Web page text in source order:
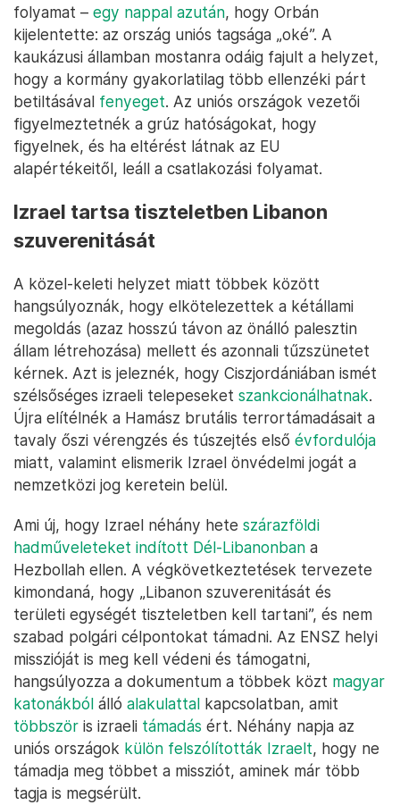
folyamat – egy nappal azután, hogy Orbán
kijelentette: az ország uniós tagsága „oké”. A
kaukázusi államban mostanra odáig fajult a helyzet,
hogy a kormány gyakorlatilag több ellenzéki párt
betiltásával fenyeget. Az uniós országok vezetői
figyelmeztetnék a grúz hatóságokat, hogy
figyelnek, és ha eltérést látnak az EU
alapértékeitől, leáll a csatlakozási folyamat.
Izrael tartsa tiszteletben Libanon
szuverenitását
A közel-keleti helyzet miatt többek között
hangsúlyoznák, hogy elkötelezettek a kétállami
megoldás (azaz hosszú távon az önálló palesztin
állam létrehozása) mellett és azonnali tűzszünetet
kérnek. Azt is jeleznék, hogy Ciszjordániában ismét
szélsőséges izraeli telepeseket szankcionálhatnak.
Újra elítélnék a Hamász brutális terrortámadásait a
tavaly őszi vérengzés és túszejtés első évfordulója
miatt, valamint elismerik Izrael önvédelmi jogát a
nemzetközi jog keretein belül.
Ami új, hogy Izrael néhány hete szárazföldi
hadműveleteket indított Dél-Libanonban a
Hezbollah ellen. A végkövetkeztetések tervezete
kimondaná, hogy „Libanon szuverenitását és
területi egységét tiszteletben kell tartani”, és nem
szabad polgári célpontokat támadni. Az ENSZ helyi
misszióját is meg kell védeni és támogatni,
hangsúlyozza a dokumentum a többek közt magyar
katonákból álló alakulattal kapcsolatban, amit
többször is izraeli támadás ért. Néhány napja az
uniós országok külön felszólították Izraelt, hogy ne
támadja meg többet a missziót, aminek már több
tagja is megsérült.